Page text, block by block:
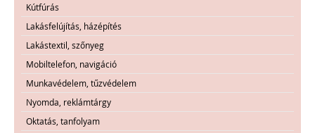
Kútfúrás
Lakásfelújítás, házépítés
Lakástextil, szőnyeg
Mobiltelefon, navigáció
Munkavédelem, tűzvédelem
Nyomda, reklámtárgy
Oktatás, tanfolyam